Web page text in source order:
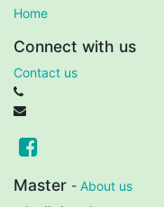
Home
Connect with us
Contact us
Master - About us